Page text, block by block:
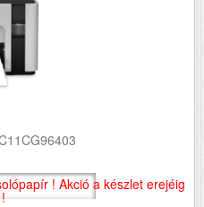
! Akció a készlet erejéig
!